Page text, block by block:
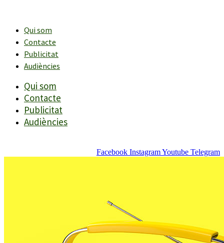
contingutQui som
Contacte
Publicitat
Audiències
Qui som
Contacte
Publicitat
Audiències
Facebook InstagramYoutube Telegram